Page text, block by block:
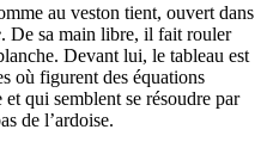
au veston tient, ouvert dans
. De sa main libre, il fait rouler
Devant lui, le tableau est
où figurent des équations
qui semblent se résoudre par
de l’ardoise.